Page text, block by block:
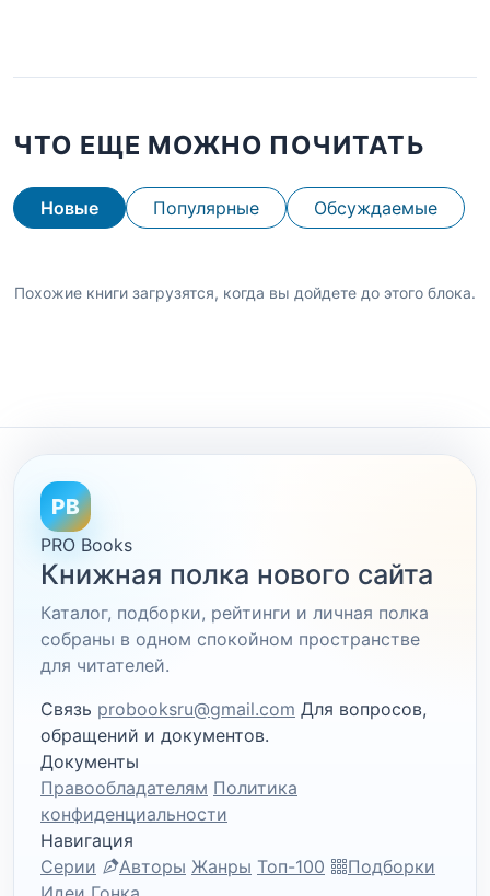
ЧТО ЕЩЕ МОЖНО ПОЧИТАТЬ
Новые Популярные Обсуждаемые
Похожие книги загрузятся, когда вы дойдете до этого блока.
PB
PRO Books
Книжная полка нового сайта
Каталог, подборки, рейтинги и личная полка
собраны в одном спокойном пространстве
для читателей.
Связь probooksru@gmail.com Для вопросов,
обращений и документов.
Документы
Правообладателям Политика
конфиденциальности
Навигация
Серии
Авторы Жанры Топ-100
Подборки